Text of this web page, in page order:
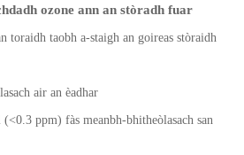
ozone ann an stòradh fuar
taobh a-staigh an goireas stòraidh
air an èadhar
ppm) fàs meanbh-bhitheòlasach san